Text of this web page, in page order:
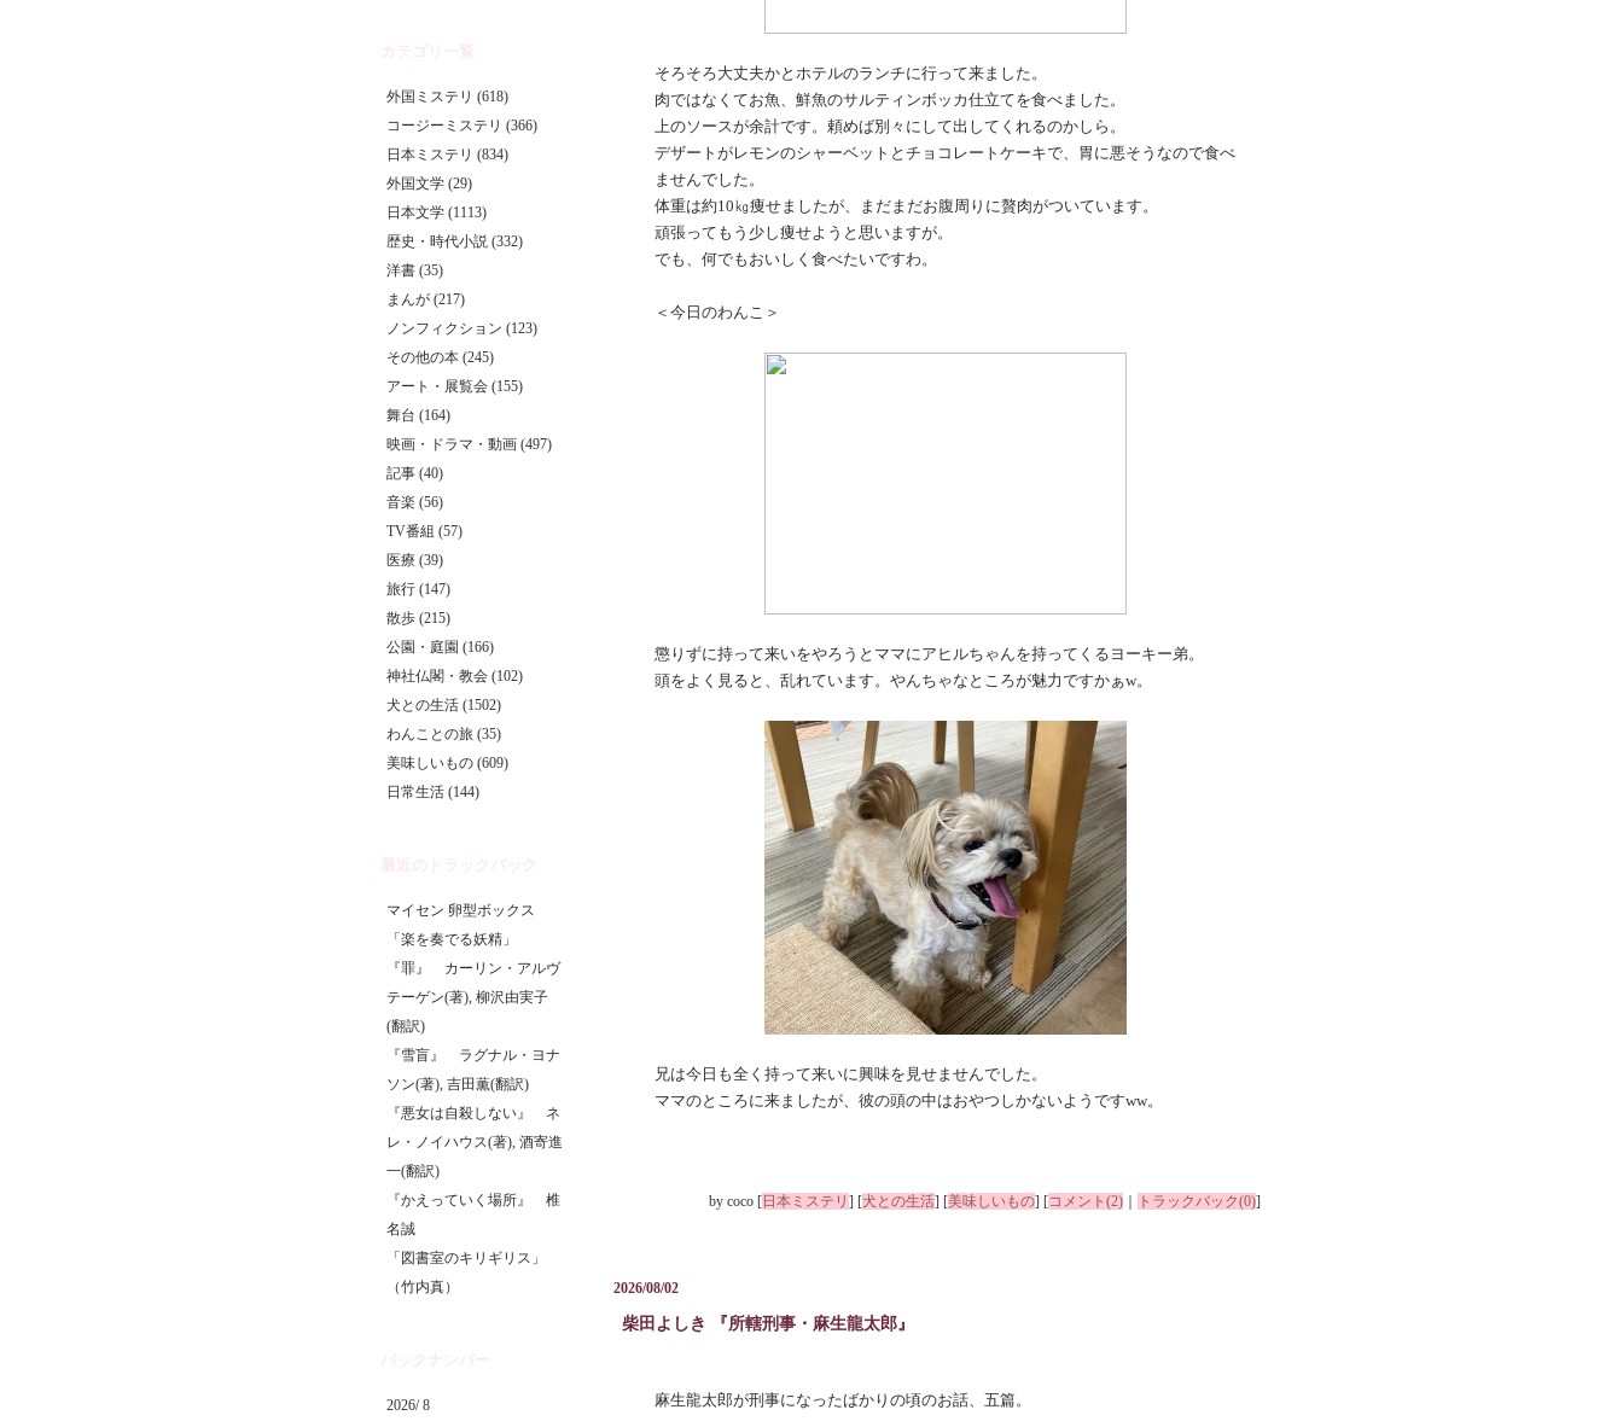
外国ミステリ (618)
コージーミステリ (366)
日本ミステリ (834)
外国文学 (29)
日本文学 (1113)
歴史・時代小説 (332)
洋書 (35)
まんが (217)
ノンフィクション (123)
その他の本 (245)
アート・展覧会 (155)
舞台 (164)
映画・ドラマ・動画 (497)
記事 (40)
音楽 (56)
TV番組 (57)
医療 (39)
旅行 (147)
散歩 (215)
公園・庭園 (166)
神社仏閣・教会 (102)
犬との生活 (1502)
わんことの旅 (35)
美味しいもの (609)
日常生活 (144)
マイセン 卵型ボックス
「楽を奏でる妖精」
『罪』 カーリン・アルヴ
テーゲン(著), 柳沢由実子
(翻訳)
『雪盲』 ラグナル・ヨナ
ソン(著), 吉田薫(翻訳)
『悪女は自殺しない』 ネ
レ・ノイハウス(著), 酒寄進
一(翻訳)
『かえっていく場所』 椎
名誠
「図書室のキリギリス」
（竹内真）
2026/ 8
そろそろ大丈夫かとホテルのランチに行って来ました。
肉ではなくてお魚、鮮魚のサルティンボッカ仕立てを食べました。
上のソースが余計です。頼めば別々にして出してくれるのかしら。
デザートがレモンのシャーベットとチョコレートケーキで、胃に悪そうなので食べ
ませんでした。
体重は約10㎏痩せましたが、まだまだお腹周りに贅肉がついています。
頑張ってもう少し痩せようと思いますが。
でも、何でもおいしく食べたいですわ。
＜今日のわんこ＞
懲りずに持って来いをやろうとママにアヒルちゃんを持ってくるヨーキー弟。
頭をよく見ると、乱れています。やんちゃなところが魅力ですかぁw。
兄は今日も全く持って来いに興味を見せませんでした。
ママのところに来ましたが、彼の頭の中はおやつしかないようですww。
by coco [ 日本ミステリ ] [犬との生活] [美味しいもの] [コメント(2) トラックバック(0)]
柴田よしき 『所轄刑事・麻生龍太郎』
2026/08/02
麻生龍太郎が刑事になったばかりの頃のお話、五篇。